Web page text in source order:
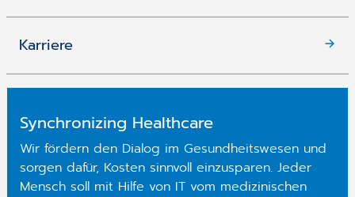
Karriere
Synchronizing Healthcare
Wir fördern den Dialog im Gesundheitswesen und
sorgen dafür, Kosten sinnvoll einzusparen. Jeder
Mensch soll mit Hilfe von IT vom medizinischen